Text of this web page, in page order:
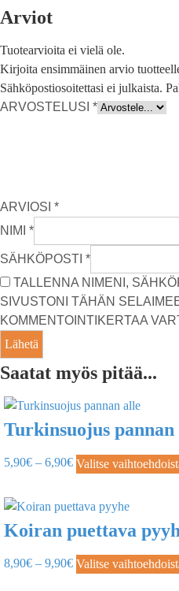
Arviot
Tuotearvioita ei vielä ole.
Kirjoita ensimmäinen arvio
Sähköpostiosoitettasi ei julkaista.
ARVOSTELUSI *
ARVIOSI *
NIMI *
SÄHKÖPOSTI *
TALLENNA NIMENI,
SIVUSTONI TÄHÄN
KOMMENTOINTIKERTAA
Saatat myös pitää...
Turkinsuojus pannan
5,90€ – 6,90€ Valitse
Koiran puettava
8,90€ – 9,90€ Valitse